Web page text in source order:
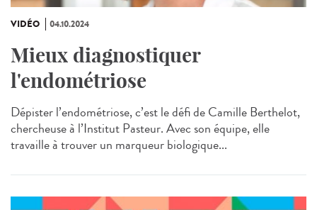
VIDÉO 04.10.2024
Mieux diagnostiquer
l'endométriose
Dépister l’endométriose, c’est le défi de Camille Berthelot,
chercheuse à l’Institut Pasteur. Avec son équipe, elle
travaille à trouver un marqueur biologique...